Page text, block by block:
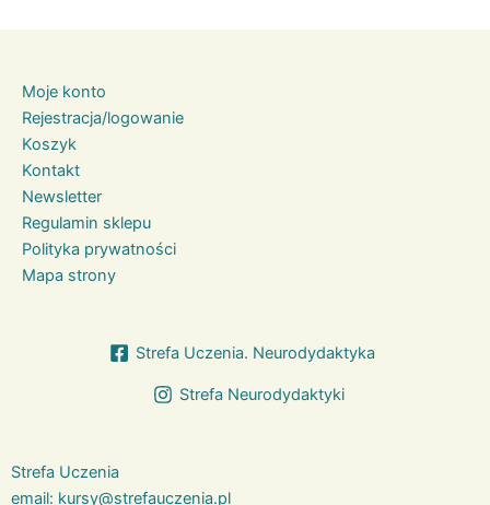
Moje konto
Rejestracja/logowanie
Koszyk
Kontakt
Newsletter
Regulamin sklepu
Polityka prywatności
Mapa strony
Strefa Uczenia. Neurodydaktyka
Strefa Neurodydaktyki
Strefa Uczenia
email: kursy@strefauczenia.pl